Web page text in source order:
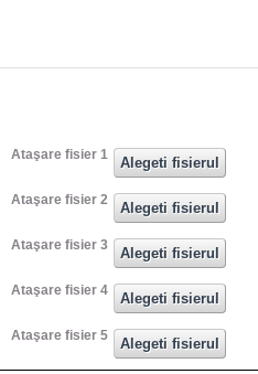
Ataşare fisier 1
Ataşare fisier 2
Ataşare fisier 3
Ataşare fisier 4
Ataşare fisier 5